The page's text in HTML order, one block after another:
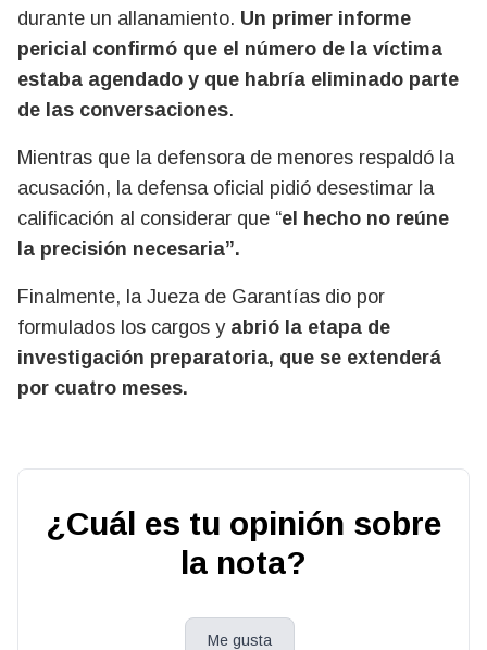
durante un allanamiento. Un primer informe
pericial confirmó que el número de la víctima
estaba agendado y que habría eliminado parte
de las conversaciones.
Mientras que la defensora de menores respaldó la
acusación, la defensa oficial pidió desestimar la
calificación al considerar que “el hecho no reúne
la precisión necesaria”.
Finalmente, la Jueza de Garantías dio por
formulados los cargos y abrió la etapa de
investigación preparatoria, que se extenderá
por cuatro meses.
¿Cuál es tu opinión sobre
la nota?
Me gusta